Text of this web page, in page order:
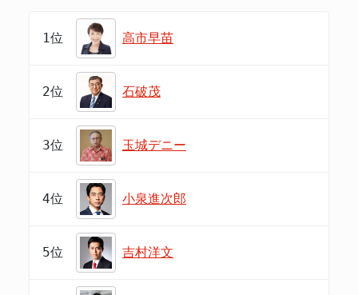
1位 高市早苗
2位 石破茂
3位 玉城デニー
4位 小泉進次郎
5位 吉村洋文